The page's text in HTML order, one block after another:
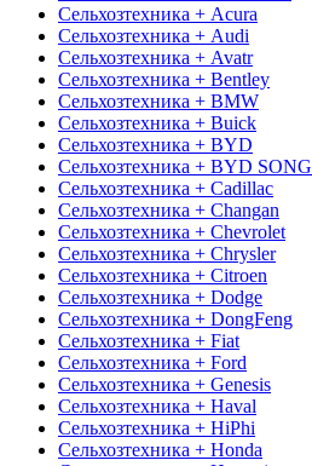
Сельхозтехника + Acura
Сельхозтехника + Audi
Сельхозтехника + Avatr
Сельхозтехника + Bentley
Сельхозтехника + BMW
Сельхозтехника + Buick
Сельхозтехника + BYD
Сельхозтехника + BYD SONG
Сельхозтехника + Cadillac
Сельхозтехника + Changan
Сельхозтехника + Chevrolet
Сельхозтехника + Chrysler
Сельхозтехника + Citroen
Сельхозтехника + Dodge
Сельхозтехника + DongFeng
Сельхозтехника + Fiat
Сельхозтехника + Ford
Сельхозтехника + Genesis
Сельхозтехника + Haval
Сельхозтехника + HiPhi
Сельхозтехника + Honda